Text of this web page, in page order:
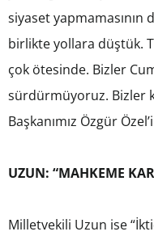
siyaset yapmamasının
birlikte yollara düştük.
çok ötesinde. Bizler
sürdürmüyoruz. Bizler
Başkanımız Özgür
UZUN: “MAHKEME
Milletvekili Uzun ise